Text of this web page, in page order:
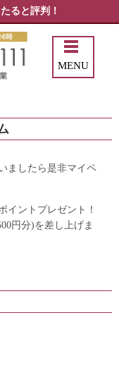
ると評判！
MENU
ましたら是非マイペ
イントプレゼント！
円分)を差し上げま